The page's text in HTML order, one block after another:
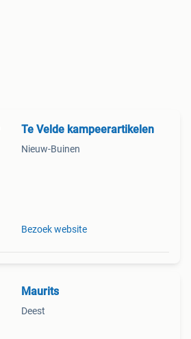
Te Velde kampeerartikelen
Nieuw-Buinen
Bezoek website
Maurits
Deest